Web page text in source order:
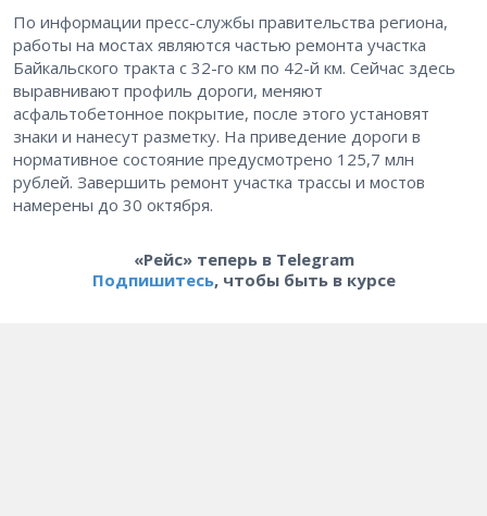
По информации пресс-службы правительства региона,
работы на мостах являются частью ремонта участка
Байкальского тракта с 32-го км по 42-й км. Сейчас здесь
выравнивают профиль дороги, меняют
асфальтобетонное покрытие, после этого установят
знаки и нанесут разметку. На приведение дороги в
нормативное состояние предусмотрено 125,7 млн
рублей. Завершить ремонт участка трассы и мостов
намерены до 30 октября.
«Рейс» теперь в Telegram
Подпишитесь, чтобы быть в курсе